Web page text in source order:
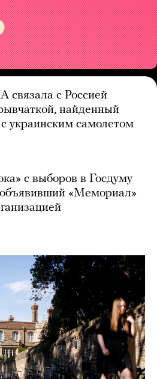
связала с Россией
найденный
украинским самолетом
с выборов в Госдуму
объявивший «Мемориал»